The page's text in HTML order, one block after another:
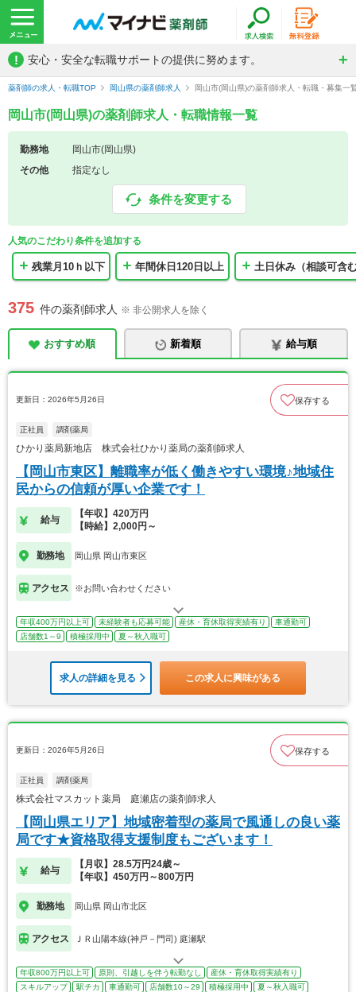
! 安心・安全な転職サポートの提供に努めます。
薬剤師の求人・転職TOP 岡山県の薬剤師求人 岡山市(岡山県)の薬剤師求人・転職・募集一
岡山市(岡山県)の薬剤師求人・転職情報一覧
勤務地
岡山市(岡山県)
その他
指定なし
条件を変更する
人気のこだわり条件を追加する
残業月10ｈ以下 年間休日120日以上 土日休み（相談可含
375 件の薬剤師求人 ※ 非公開求人を除く
おすすめ順 新着順 給与順
更新日：2026年5月26日 保存する
正社員 調剤薬局
ひかり薬局新地店 株式会社ひかり薬局の薬剤師求人
【岡山市東区】離職率が低く働きやすい環境♪地域住
民からの信頼が厚い企業です！
給与
【年収】420万円
【時給】2,000円～
勤務地 岡山県 岡山市東区
アクセス ※お問い合わせください
年収400万円以上可 未経験者も応募可能 産休・育休取得実績有り
車通勤可
店舗数1～9
積極採用中 夏～秋入職可
求人の詳細を見る この求人に興味がある
更新日：2026年5月26日 保存する
正社員 調剤薬局
株式会社マスカット薬局 庭瀬店の薬剤師求人
【岡山県エリア】地域密着型の薬局で風通しの良い薬
局です★資格取得支援制度もございます！
給与
【月収】28.5万円24歳～
【年収】450万円～800万円
勤務地 岡山県 岡山市北区
アクセス ＪＲ山陽本線(神戸－門司) 庭瀬駅
年収800万円以上可 原則、引越しを伴う転勤なし
産休・育休取得実績有り
スキルアップ
駅チカ 車通勤可 店舗数10～29 積極採用中
夏～秋入職可